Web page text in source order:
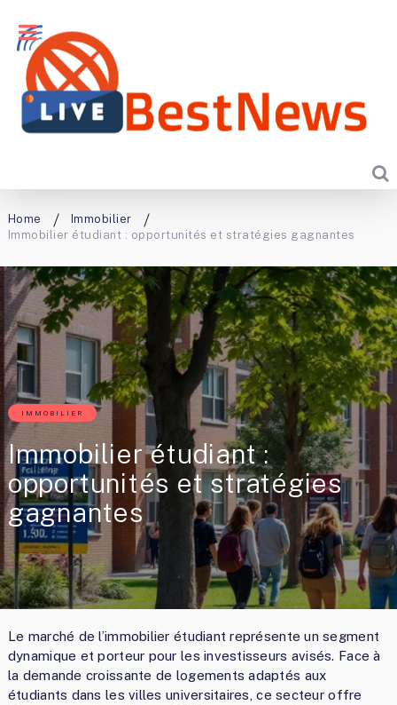
Home
Immobilier
Immobilier étudiant : opportunités et stratégies gagnantes
IMMOBILIER
Immobilier étudiant :
opportunités et stratégies
gagnantes
Le marché de l’immobilier étudiant représente un segment
dynamique et porteur pour les investisseurs avisés. Face à
la demande croissante de logements adaptés aux
étudiants dans les villes universitaires, ce secteur offre